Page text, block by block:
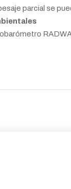
parcial se